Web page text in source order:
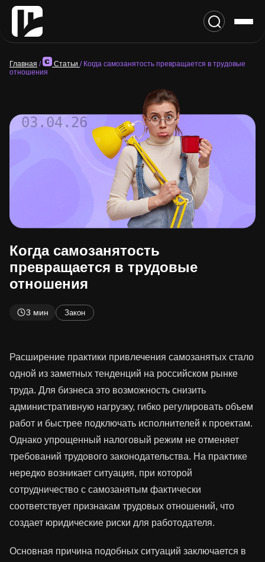
Главная / Статьи / Когда самозанятость превращается в трудовые
отношения
03.04.26
Когда самозанятость
превращается в трудовые
отношения
3 мин Закон
Расширение практики привлечения самозанятых стало
одной из заметных тенденций на российском рынке
труда. Для бизнеса это возможность снизить
административную нагрузку, гибко регулировать объем
работ и быстрее подключать исполнителей к проектам.
Однако упрощенный налоговый режим не отменяет
требований трудового законодательства. На практике
нередко возникает ситуация, при которой
сотрудничество с самозанятым фактически
соответствует признакам трудовых отношений, что
создает юридические риски для работодателя.
Основная причина подобных ситуаций заключается в